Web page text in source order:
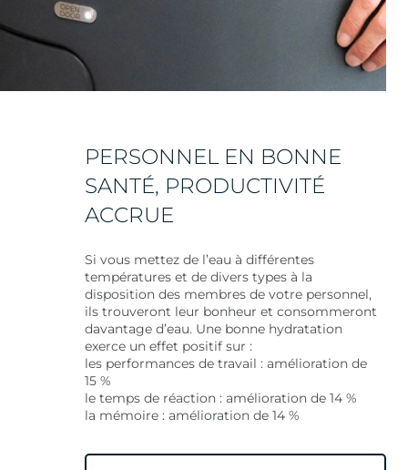
PERSONNEL EN BONNE
SANTÉ, PRODUCTIVITÉ
ACCRUE
Si vous mettez de l’eau à différentes
températures et de divers types à la
disposition des membres de votre personnel,
ils trouveront leur bonheur et consommeront
davantage d’eau. Une bonne hydratation
exerce un effet positif sur : ​
les performances de travail : amélioration de
15 %
le temps de réaction : amélioration de 14 %
la mémoire : amélioration de 14 %